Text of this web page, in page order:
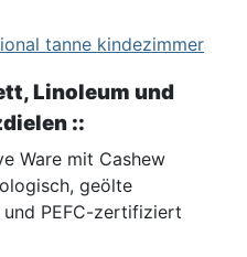
Linoleum und
::
Ware mit Cashew
geölte
PEFC-zertifiziert